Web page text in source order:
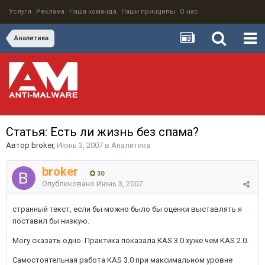
Услуги Реклама Наша команда Наши принципы О нас
Аналитика
Статья: Есть ли жизнь без спама?
Автор broker, Июнь 3, 2007 в Аналитика
broker 30
Опубликовано Июнь 3, 2007
странный текст, если бы можно было бы оценки выставлять я
поставил бы низкую.
Могу сказать одно. Практика показала КАS 3.0 хуже чем KAS 2.0.
Самостоятельная работа KAS 3.0 при максимальном уровне